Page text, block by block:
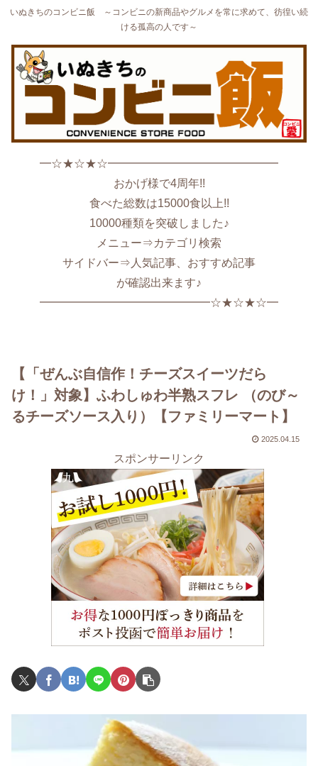
いぬきちのコンビニ飯 ～コンビニの新商品やグルメを常に求めて、彷徨い続
ける孤高の人です～
━☆★☆★☆━━━━━━━━━━━━━━━
おかげ様で4周年!!
食べた総数は15000食以上!!
10000種類を突破しました♪
メニュー⇒カテゴリ検索
サイドバー⇒人気記事、おすすめ記事
が確認出来ます♪
━━━━━━━━━━━━━━━☆★☆★☆━
【「ぜんぶ自信作！チーズスイーツだら
け！」対象】ふわしゅわ半熟スフレ （のび～
るチーズソース入り）【ファミリーマート】
2025.04.15
スポンサーリンク